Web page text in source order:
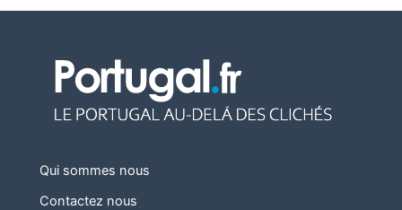
Qui sommes nous
Contactez nous